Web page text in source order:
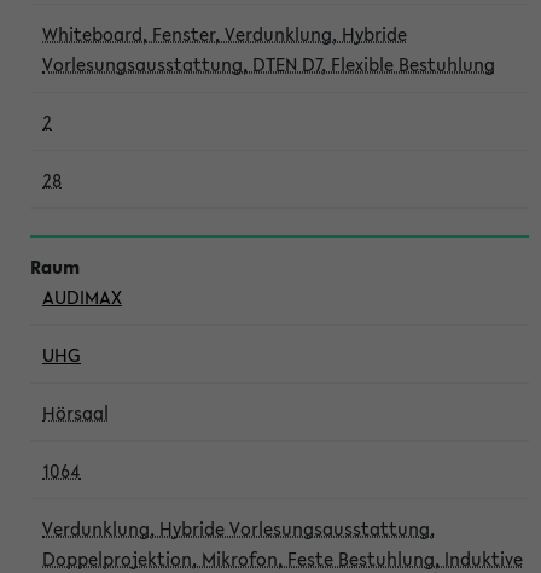
Whiteboard, Fenster, Verdunklung, Hybride
Vorlesungsausstattung, DTEN D7, Flexible Bestuhlung
2
28
AUDIMAX
UHG
Hörsaal
1064
Verdunklung, Hybride Vorlesungsausstattung,
Doppelprojektion, Mikrofon, Feste Bestuhlung, Induktive